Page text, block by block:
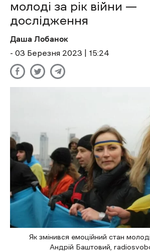
молоді за рік війни —
дослідження
Даша Лобанок
- 03 Березня 2023 | 15:24
Як змінився емоційний стан
Андрій Баштовий,